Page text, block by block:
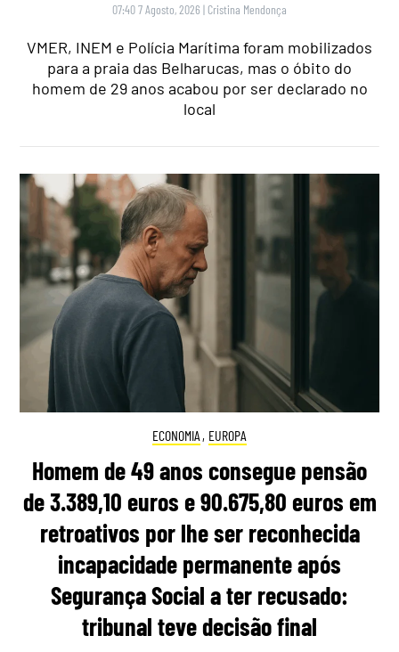
07:40 7 Agosto, 2026 | Cristina Mendonça
VMER, INEM e Polícia Marítima foram mobilizados
para a praia das Belharucas, mas o óbito do
homem de 29 anos acabou por ser declarado no
local
ECONOMIA , EUROPA
Homem de 49 anos consegue pensão
de 3.389,10 euros e 90.675,80 euros em
retroativos por lhe ser reconhecida
incapacidade permanente após
Segurança Social a ter recusado:
tribunal teve decisão final